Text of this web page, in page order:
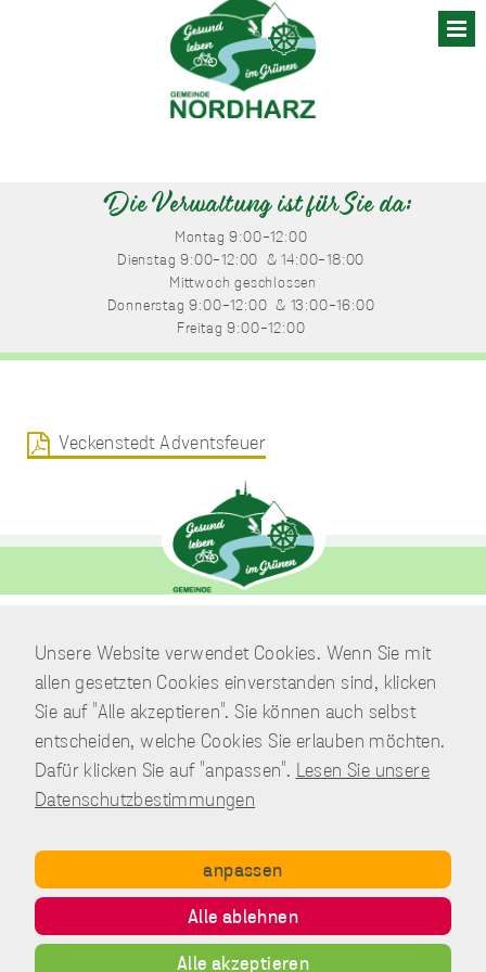
Die Verwaltung ist für Sie da:
Montag 9:00-12:00
Dienstag 9:00-12:00 & 14:00-18:00
Mittwoch geschlossen
Donnerstag 9:00-12:00 & 13:00-16:00
Freitag 9:00-12:00
Veckenstedt Adventsfeuer
Verwaltung
Am Park 7
38871 Nordharz / OT Wasserleben
Telefon:039451.600 0
E-Mail:
Schreiben Sie uns!
Copyright © Gemeinde Nordharz - 01|2021 - All rights reserved.
Impressum Datenschutz Disclaimer
Kontakt
Unsere Website verwendet Cookies. Wenn Sie mit
allen gesetzten Cookies einverstanden sind, klicken
Sie auf "Alle akzeptieren". Sie können auch selbst
entscheiden, welche Cookies Sie erlauben möchten.
Dafür klicken Sie auf "anpassen". Lesen Sie unsere
Datenschutzbestimmungen
anpassen
Alle ablehnen
Alle akzeptieren
unverzichtbare
sind
damit wir Ihnen
grundlegende
Funktionen
unserer Website
eingesetzt, um
Informationen
über Sie für
andere Zwecke
wie Marketing